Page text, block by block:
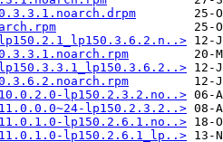
lp150.2.3.2.no..>
lp150.2.3.2..>
lp150.2.6.1.no..>
lp150.2.6.1_lp..>